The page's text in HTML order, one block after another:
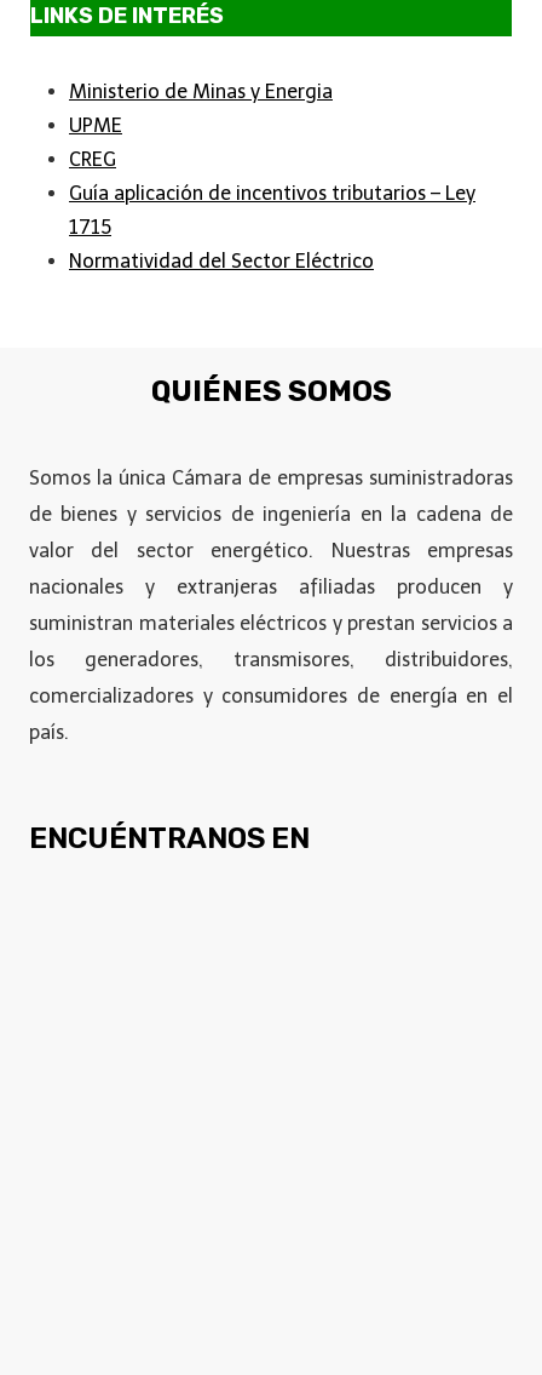
LINKS DE INTERÉS
Ministerio de Minas y Energia
UPME
CREG
Guía aplicación de incentivos tributarios – Ley
1715
Normatividad del Sector Eléctrico
QUIÉNES SOMOS
Somos la única Cámara de empresas suministradoras
de bienes y servicios de ingeniería en la cadena de
valor del sector energético. Nuestras empresas
nacionales y extranjeras afiliadas producen y
suministran materiales eléctricos y prestan servicios a
los generadores, transmisores, distribuidores,
comercializadores y consumidores de energía en el
país.
ENCUÉNTRANOS EN